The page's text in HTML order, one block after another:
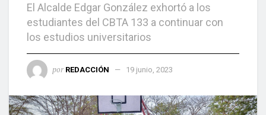
El Alcalde Edgar González exhortó a los
estudiantes del CBTA 133 a continuar con
los estudios universitarios
por REDACCIÓN 19 junio, 2023